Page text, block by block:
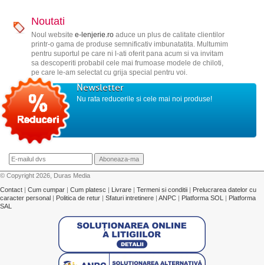
Noutati
Noul website e-lenjerie.roaduce un plus de calitate clientilor
printr-o gama de produse semnificativ imbunatatita. Multumim
pentru suportul pe care ni l-ati oferit pana acum si va invitam
sa descoperiti probabil cele mai frumoase modele de chiloti,
pe care le-am selectat cu grija special pentru voi.
Newsletter
Nu rata reducerile si cele mai noi produse!
© Copyright 2026, Duras Media
Contact | Cum cumpar | Cum platesc | Livrare | Termeni si conditii | Prelucrarea datelor cu
caracter personal | Politica de retur | Sfaturi intretinere | ANPC | Platforma SOL | Platforma
SAL